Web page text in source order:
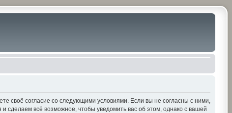
своё согласие со следующими условиями. Если вы не согласны с ними,
сделаем всё возможное, чтобы уведомить вас об этом, однако с вашей